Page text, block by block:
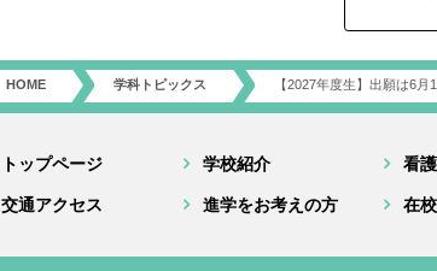
HOME 学科トピックス 【2027年度生】出願は6
トップページ 学校紹介 看
交通アクセス 進学をお考えの方 在